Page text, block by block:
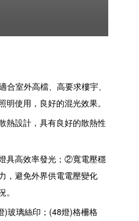
合室外高檔、高要求樓宇、
使用，良好的混光效果。
熱設計，具有良好的散熱性
具高效率發光；②寬電壓穩
，避免外界供電電壓變化
)玻璃絲印；(48燈)格柵格